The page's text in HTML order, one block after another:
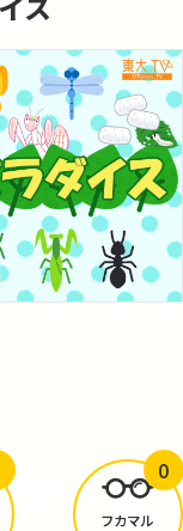
たか？
フカマル
0